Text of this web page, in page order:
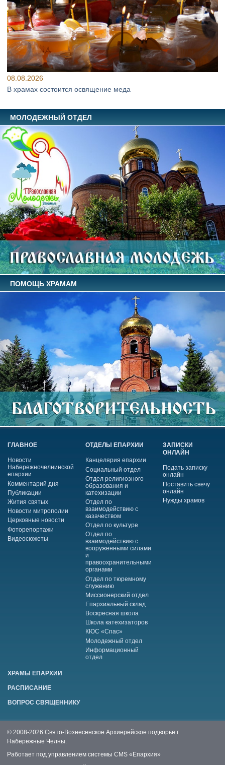
08.08.2026
В храмах состоится освящение меда
МОЛОДЕЖНЫЙ ОТДЕЛ
ПОМОЩЬ ХРАМАМ
ГЛАВНОЕ
Новости
Набережночелнинской
епархии
Комментарий дня
Публикации
Жития святых
Новости митрополии
Церковные новости
Фоторепортажи
Видеосюжеты
ОТДЕЛЫ ЕПАРХИИ
Канцелярия епархии
Социальный отдел
Отдел религиозного
образования и
катехизации
Отдел по
взаимодействию с
казачеством
Отдел по культуре
Отдел по
взаимодействию с
вооруженными силами
и
правоохранительными
органами
Отдел по тюремному
служению
Миссионерский отдел
Епархиальный склад
Воскресная школа
Школа катехизаторов
КЮС «Спас»
Молодежный отдел
Информационный
отдел
ЗАПИСКИ
ОНЛАЙН
Подать записку
онлайн
Поставить свечу
онлайн
Нужды храмов
ХРАМЫ ЕПАРХИИ
РАСПИСАНИЕ
ВОПРОС СВЯЩЕННИКУ
© 2008-2026 Свято-Вознесенское Архиерейское подворье г.
Набережные Челны.
Работает под управлением системы CMS «Епархия»